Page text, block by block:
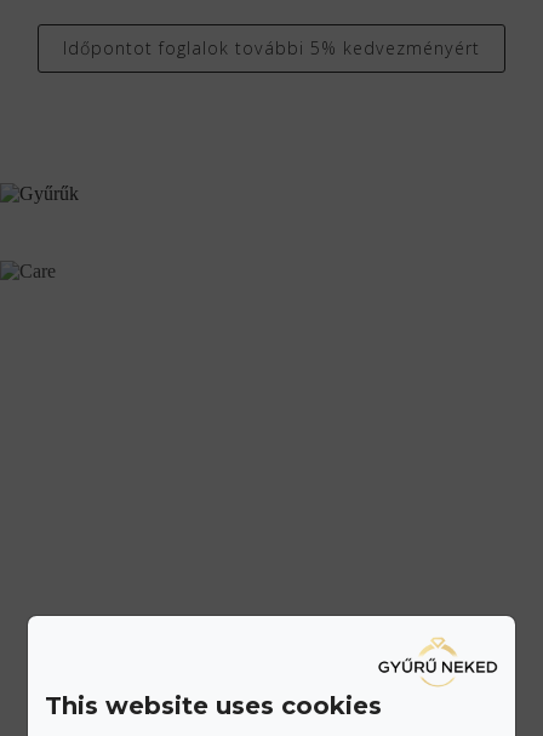
Időpontot foglalok további 5% kedvezményért
This website uses cookies